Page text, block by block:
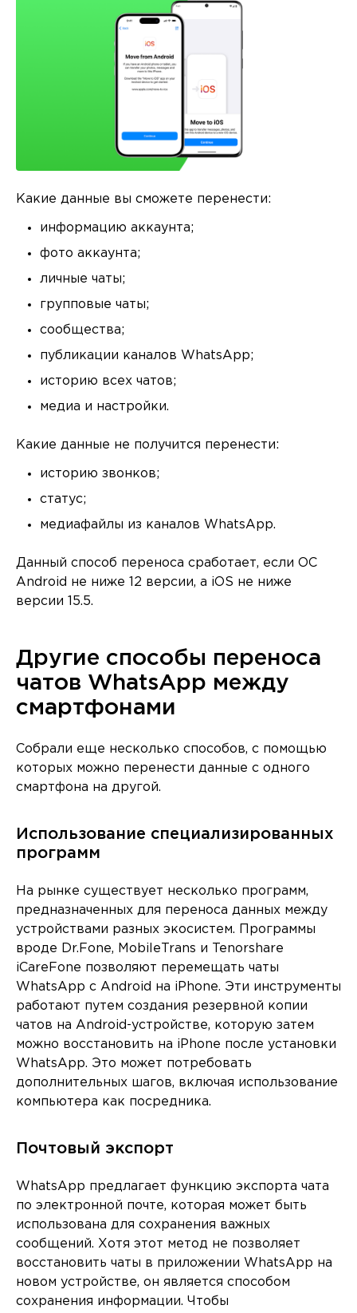
Какие данные вы сможете перенести:
информацию аккаунта;
фото аккаунта;
личные чаты;
групповые чаты;
сообщества;
публикации каналов WhatsApp;
историю всех чатов;
медиа и настройки.
Какие данные не получится перенести:
историю звонков;
статус;
медиафайлы из каналов WhatsApp.
Данный способ переноса сработает, если ОС
Android не ниже 12 версии, а iOS не ниже
версии 15.5.
Другие способы переноса
чатов WhatsApp между
смартфонами
Собрали еще несколько способов, с помощью
которых можно перенести данные с одного
смартфона на другой.
Использование специализированных
программ
На рынке существует несколько программ,
предназначенных для переноса данных между
устройствами разных экосистем. Программы
вроде Dr.Fone, MobileTrans и Tenorshare
iCareFone позволяют перемещать чаты
WhatsApp с Android на iPhone. Эти инструменты
работают путем создания резервной копии
чатов на Android-устройстве, которую затем
можно восстановить на iPhone после установки
WhatsApp. Это может потребовать
дополнительных шагов, включая использование
компьютера как посредника.
Почтовый экспорт
WhatsApp предлагает функцию экспорта чата
по электронной почте, которая может быть
использована для сохранения важных
сообщений. Хотя этот метод не позволяет
восстановить чаты в приложении WhatsApp на
новом устройстве, он является способом
сохранения информации. Чтобы